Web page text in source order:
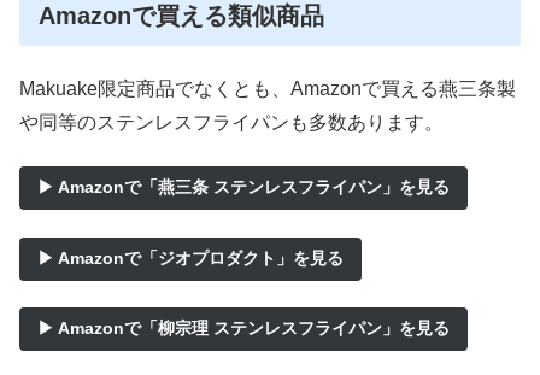
Amazonで買える類似商品
Makuake限定商品でなくとも、Amazonで買える燕三条製
や同等のステンレスフライパンも多数あります。
▶ Amazonで「燕三条 ステンレスフライパン」を見る
▶ Amazonで「ジオプロダクト」を見る
▶ Amazonで「柳宗理 ステンレスフライパン」を見る